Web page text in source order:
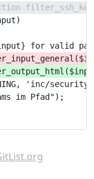
for valid
'inc/
im Pfad");